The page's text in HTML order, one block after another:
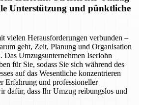
Unterstützung und pünktliche
vielen Herausforderungen verbunden –
geht, Zeit, Planung und Organisation
Das Umzugsunternehmen Iserlohn
für Sie, sodass Sie sich während des
auf das Wesentliche konzentrieren
Erfahrung und professioneller
dafür, dass Ihr Umzug reibungslos und